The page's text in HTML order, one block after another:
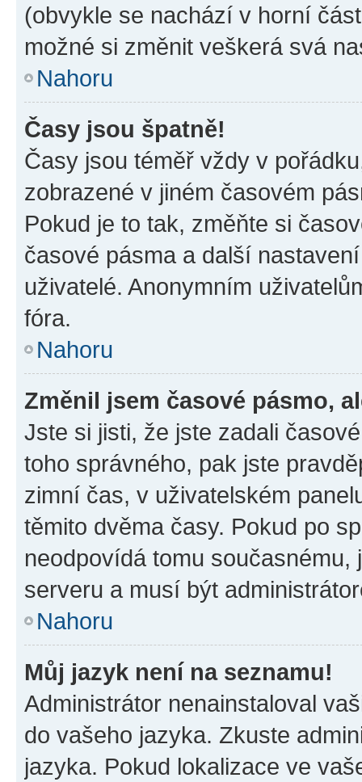
(obvykle se nachází v horní
možné si změnit veškerá svá
Nahoru
Časy jsou špatně!
Časy jsou téměř vždy v
zobrazené v jiném časovém
Pokud je to tak, změňte si
časové pásma a další
uživatelé. Anonymním
fóra.
Nahoru
Změnil jsem časové pásmo,
Jste si jisti, že jste zadali
toho správného, pak jste
zimní čas, v uživatelském
těmito dvěma časy. Pokud po
neodpovídá tomu
serveru a musí být
Nahoru
Můj jazyk není na seznamu!
Administrátor nenainstaloval
do vašeho jazyka. Zkuste
jazyka. Pokud lokalizace ve